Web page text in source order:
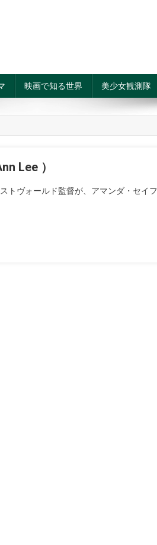
映画で知る世界 美少女観測隊
Lee ）
トヴォールド監督が、アマンダ・セイフ